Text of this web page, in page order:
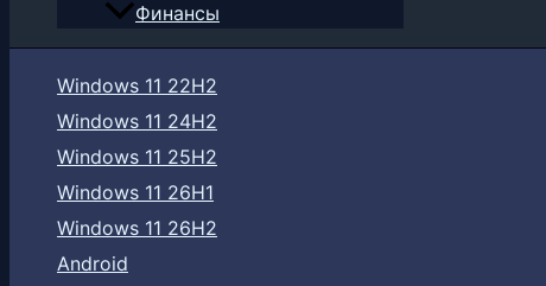
Финансы
Windows 11 22H2
Windows 11 24H2
Windows 11 25H2
Windows 11 26H1
Windows 11 26H2
Android